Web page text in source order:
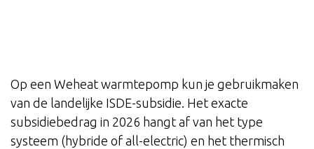
Op een Weheat warmtepomp kun je gebruikmaken
van de landelijke ISDE-subsidie. Het exacte
subsidiebedrag in 2026 hangt af van het type
systeem (hybride of all-electric) en het thermisch